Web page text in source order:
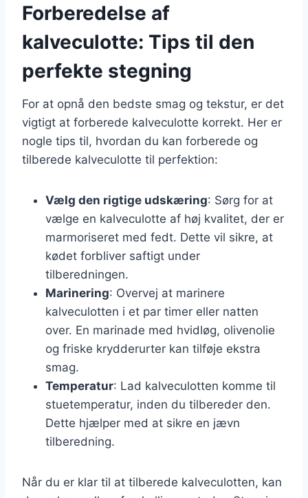
Forberedelse af
kalveculotte: Tips til den
perfekte stegning
For at opnå den bedste smag og tekstur, er det
vigtigt at forberede kalveculotte korrekt. Her er
nogle tips til, hvordan du kan forberede og
tilberede kalveculotte til perfektion:
Vælg den rigtige udskæring: Sørg for at
vælge en kalveculotte af høj kvalitet, der er
marmoriseret med fedt. Dette vil sikre, at
kødet forbliver saftigt under
tilberedningen.
Marinering: Overvej at marinere
kalveculotten i et par timer eller natten
over. En marinade med hvidløg, olivenolie
og friske krydderurter kan tilføje ekstra
smag.
Temperatur: Lad kalveculotten komme til
stuetemperatur, inden du tilbereder den.
Dette hjælper med at sikre en jævn
tilberedning.
Når du er klar til at tilberede kalveculotten, kan